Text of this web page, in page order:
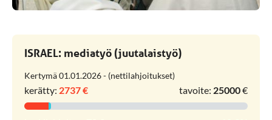
ISRAEL: mediatyö (juutalaistyö)
Kertymä 01.01.2026 - (nettilahjoitukset)
kerätty: 2737 € tavoite: 25000€